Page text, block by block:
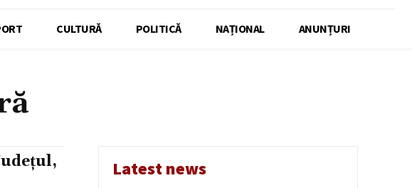
CULTURĂ POLITICĂ NAȚIONAL ANUNȚURI
Latest news